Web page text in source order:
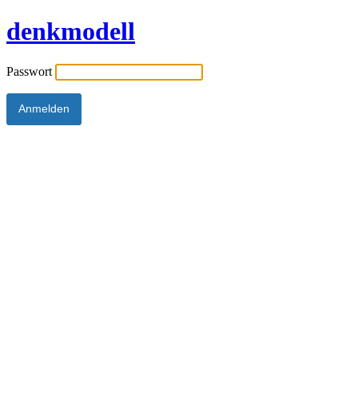
denkmodell
Passwort